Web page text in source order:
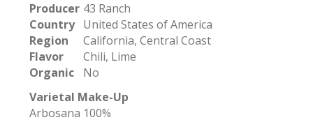
Producer 43 Ranch
Country United States of America
Region
California, Central Coast
Flavor
Chili, Lime
Organic
No
Varietal Make-Up
Arbosana 100%